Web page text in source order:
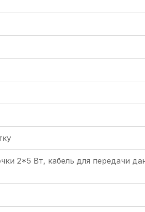
2*5 Вт, кабель для передачи